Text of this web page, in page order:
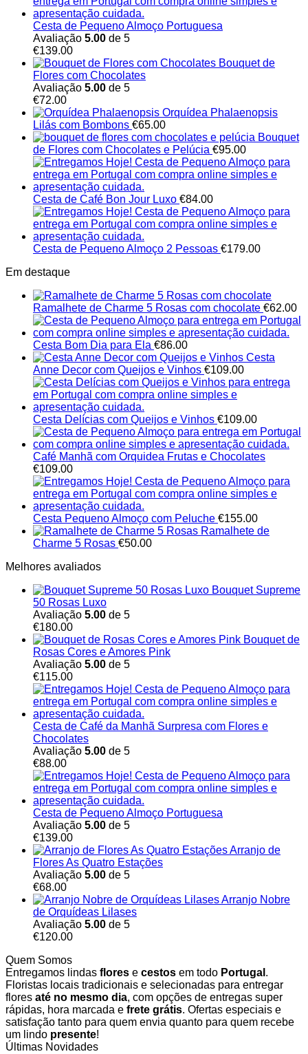
Cesta de Pequeno Almoço Portuguesa
Avaliação 5.00 de 5
€139.00
Bouquet de
Flores com Chocolates
Avaliação 5.00 de 5
€72.00
Orquídea Phalaenopsis
Lilás com Bombons €65.00
Bouquet
de Flores com Chocolates e Pelúcia €95.00
Cesta de Café Bon Jour Luxo €84.00
Cesta de Pequeno Almoço 2 Pessoas €179.00
Em destaque
Ramalhete de Charme 5 Rosas com chocolate €62.00
Cesta Bom Dia para Ela €86.00
Cesta
Anne Decor com Queijos e Vinhos €109.00
Cesta Delícias com Queijos e Vinhos €109.00
Café Manhã com Orquidea Frutas e Chocolates
€109.00
Cesta Pequeno Almoço com Peluche €155.00
Ramalhete de
Charme 5 Rosas €50.00
Melhores avaliados
Bouquet Supreme
50 Rosas Luxo
Avaliação 5.00 de 5
€180.00
Bouquet de
Rosas Cores e Amores Pink
Avaliação 5.00 de 5
€115.00
Cesta de Café da Manhã Surpresa com Flores e
Chocolates
Avaliação 5.00 de 5
€88.00
Cesta de Pequeno Almoço Portuguesa
Avaliação 5.00 de 5
€139.00
Arranjo de
Flores As Quatro Estações
Avaliação 5.00 de 5
€68.00
Arranjo Nobre
de Orquídeas Lilases
Avaliação 5.00 de 5
€120.00
Quem Somos
Entregamos lindas flores e cestos em todo Portugal .
Floristas locais tradicionais e selecionadas para entregar
flores até no mesmo dia, com opções de entregas super
rápidas, hora marcada e frete grátis. Ofertas especiais e
satisfação tanto para quem envia quanto para quem recebe
um lindo presente!
Últimas Novidades